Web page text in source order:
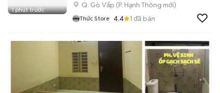
1 phút trước
Q. Gò Vấp (P. Hạnh Thông mới)
Thức Store 4.4 1 đã bán